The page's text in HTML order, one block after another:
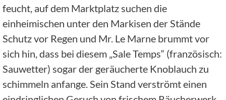
feucht, auf dem Marktplatz suchen die
einheimischen unter den Markisen der Stände
Schutz vor Regen und Mr. Le Marne brummt vor
sich hin, dass bei diesem „Sale Temps“ (französisch:
Sauwetter) sogar der geräucherte Knoblauch zu
schimmeln anfange. Sein Stand verströmt einen